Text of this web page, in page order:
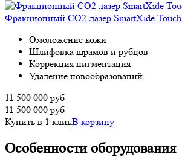
Фракционный СО2-лазер SmartXide Touch
Омоложение кожи
Шлифовка шрамов и рубцов
Коррекция пигментация
Удаление новообразований
11 500 000 руб
11 500 000 руб
Купить в 1 кликВ корзину
Особенности оборудования